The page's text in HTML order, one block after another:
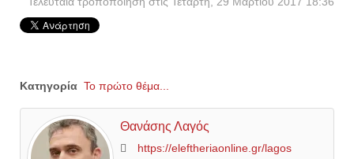
Κατηγορία Το πρώτο θέμα...
Θανάσης Λαγός
https://eleftheriaonline.gr/lagos